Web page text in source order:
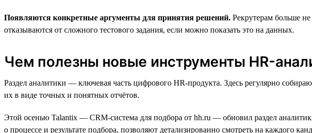
Появляются конкретные аргументы для принятия решений. Рекрутерам больше
отказываются от сложного тестового задания, если можно показать это на данных.
Чем полезны новые инструменты HR-
Раздел аналитики — ключевая часть цифрового HR-продукта. Здесь регулярно
их в виде точных и понятных отчётов.
Этой осенью Talantix — CRM-система для подбора от hh.ru — обновил раздел
о процессе и результате подбора, позволяют детализированно смотреть на каждого